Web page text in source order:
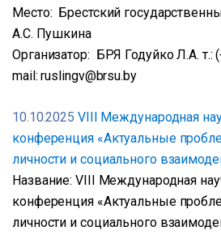
Место: Брестский
А.С. Пушкина
Организатор: БРЯ Годуйко Л.А. т.:
mail: ruslingv@brsu.by
10.10.2025 VIII Международная
конференция «Актуальные
личности и социального
Название: VIII Международная
конференция «Актуальные
личности и социального